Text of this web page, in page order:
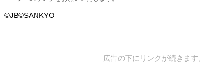
©JB©SANKYO
広告の下にリンクが続きます。